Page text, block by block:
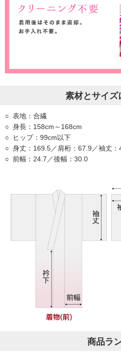
素材とサイズ
表地：合繊
身長：158cm～168cm
ヒップ：99cm以下
身丈：169.5／肩桁：67.9／袖丈：
前幅：24.7／後幅：30.0
商品ラ